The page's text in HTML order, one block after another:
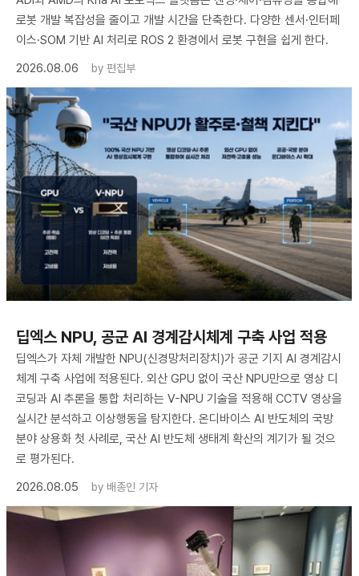
로봇 개발 복잡성을 줄이고 개발 시간을 단축한다. 다양한 센서·인터페
이스·SOM 기반 AI 처리로 ROS 2 환경에서 로봇 구현을 쉽게 한다.
2026.08.06
by 편집부
딥엑스 NPU, 공군 AI 경계감시체계 구축 사업 적용
딥엑스가 자체 개발한 NPU(신경망처리장치)가 공군 기지 AI 경계감시
체계 구축 사업에 적용된다. 외산 GPU 없이 국산 NPU만으로 영상 디
코딩과 AI 추론을 통합 처리하는 V-NPU 기술을 적용해 CCTV 영상을
실시간 분석하고 이상행동을 탐지한다. 온디바이스 AI 반도체의 국방
분야 상용화 첫 사례로, 국산 AI 반도체 생태계 확산의 계기가 될 것으
로 평가된다.
2026.08.05
by 배종인 기자